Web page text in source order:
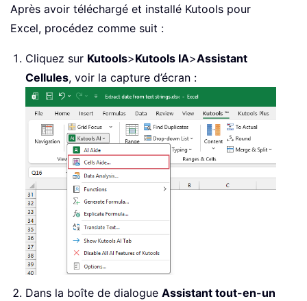
Après avoir téléchargé et installé Kutools pour
Excel, procédez comme suit :
Cliquez sur Kutools>Kutools IA>Assistant
Cellules, voir la capture d’écran :
Dans la boîte de dialogue Assistant tout-en-un